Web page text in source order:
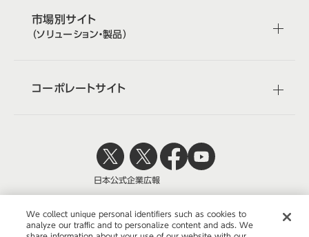
市場別サイト
（ソリューション・製品）
コーポレートサイト
日本公式企業広報
We collect unique personal identifiers such as cookies to
analyze our traffic and to personalize content and ads. We